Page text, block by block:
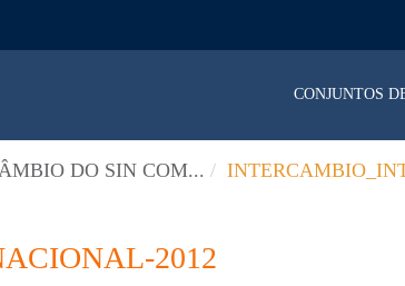
CONJUNTOS
DO SIN COM...
2012